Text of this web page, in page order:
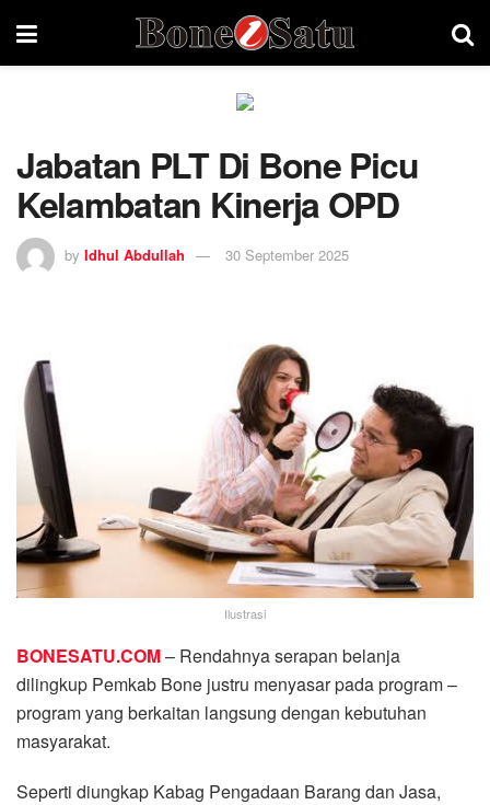
Jabatan PLT Di Bone Picu
Kelambatan Kinerja OPD
by Idhul Abdullah 30 September 2025
Ilustrasi
BONESATU.COM– Rendahnya serapan belanja
dilingkup Pemkab Bone justru menyasar pada program –
program yang berkaitan langsung dengan kebutuhan
masyarakat.
Seperti diungkap Kabag Pengadaan Barang dan Jasa,